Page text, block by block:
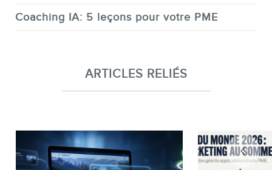
Coaching IA: 5 leçons pour votre PME
ARTICLES RELIÉS